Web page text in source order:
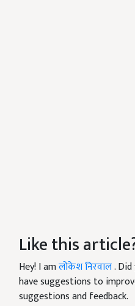
Like this
Hey! I amलोकेश निरवाल.
have suggestions to
suggestions and feedback.